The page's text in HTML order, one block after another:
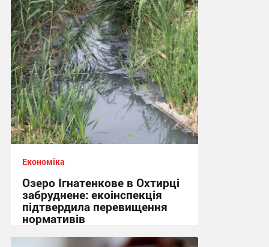
18:57, 22.07.2026
Економіка
Озеро Ігнатенкове в Охтирці
забруднене: екоінспекція
підтвердила перевищення
нормативів